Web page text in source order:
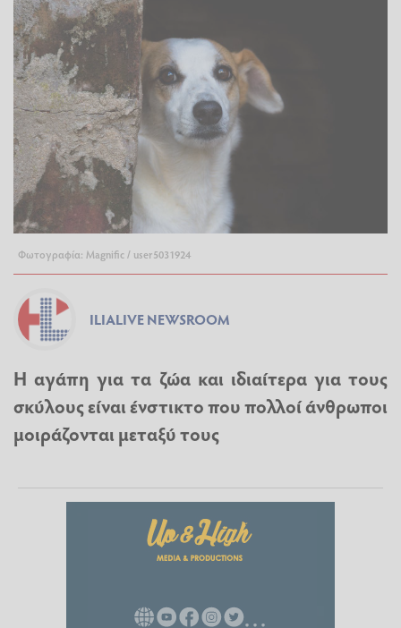
Φωτογραφία: Magnific / user5031924
ILIALIVE NEWSROOM
Η αγάπη για τα ζώα και ιδιαίτερα για τους
σκύλους είναι ένστικτο που πολλοί άνθρωποι
μοιράζονται μεταξύ τους